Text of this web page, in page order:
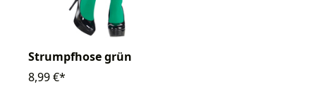
Strumpfhose grün
8,99 €*